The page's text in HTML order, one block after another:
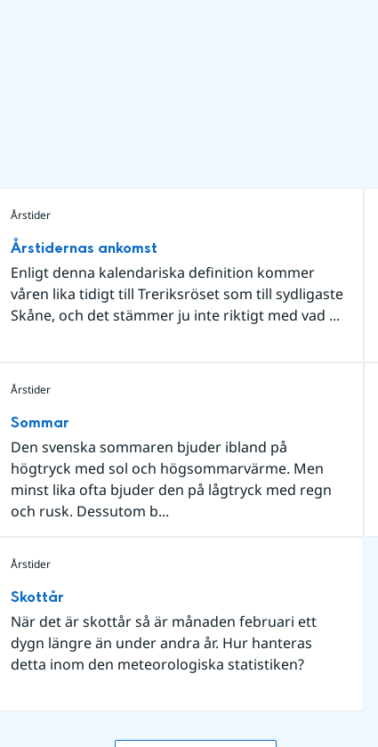
Årstider
Årstidernas ankomst
Enligt denna kalendariska definition kommer
våren lika tidigt till Treriksröset som till sydligaste
Skåne, och det stämmer ju inte riktigt med vad ...
Årstider
Sommar
Den svenska sommaren bjuder ibland på
högtryck med sol och högsommarvärme. Men
minst lika ofta bjuder den på lågtryck med regn
och rusk. Dessutom b...
Årstider
Skottår
När det är skottår så är månaden februari ett
dygn längre än under andra år. Hur hanteras
detta inom den meteorologiska statistiken?